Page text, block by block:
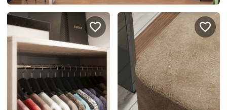
Правовая информация Поддержка сайта